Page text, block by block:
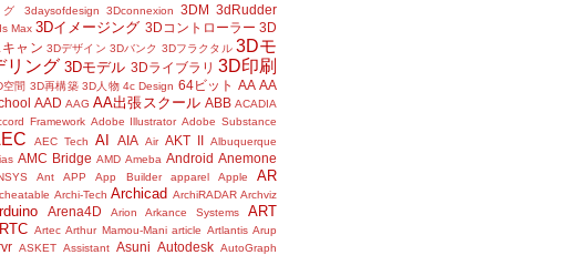
グ
3daysofdesign 3Dconnexion 3DM 3dRudder
Max 3Dイメージング 3Dコントローラー 3D
キャン 3Dデザイン 3Dバンク 3Dフラクタル 3Dモ
リング 3Dモデル 3Dライブラリ 3D印刷
空間 3D再構築 3D人物 4c Design 64ビット AA AA
AAD AAG AA出張スクール ABB ACADIA
Framework Adobe Illustrator Adobe Substance
AEC Tech AI AIA Air AKT II Albuquerque
AMC Bridge AMD Ameba Android Anemone
Ant APP App Builder apparel Apple AR
Archi-Tech Archicad ArchiRADAR Archviz
Arena4D Arion Arkance Systems
ART
Artec Arthur Mamou-Mani article Artlantis Arup
ASKET Assistant Asuni Autodesk AutoGraph